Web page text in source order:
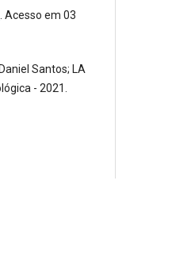
. Acesso em 03
Santos; LA
- 2021.